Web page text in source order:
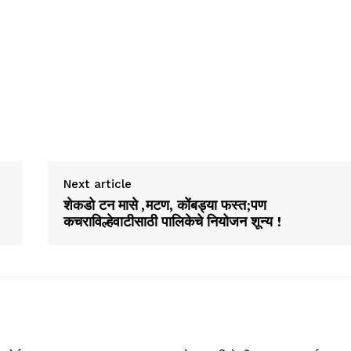
Next article
शेकडो टन मासे ,मटण, कोंबड्या फस्त;पण
कचराविल्हेवाटीसाठी पालिकेचे नियोजन शून्य !